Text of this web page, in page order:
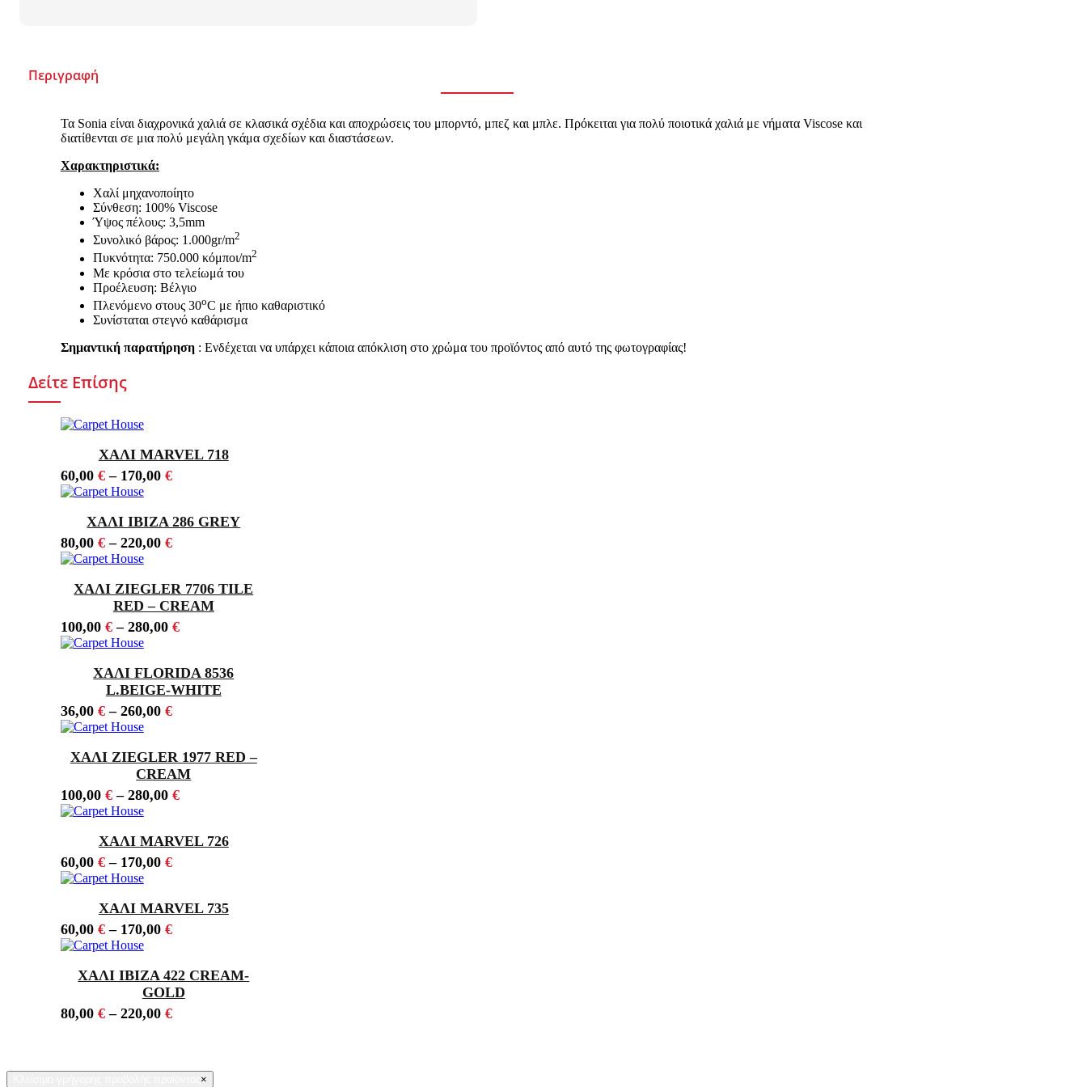
Περιγραφή
Τα Sonia είναι διαχρονικά χαλιά σε κλασικά σχέδια και αποχρώσεις του μπορντό, μπεζ και μπλε. Πρόκειται για πολύ ποιοτικά χαλιά με νήματα Viscose και
διατίθενται σε μια πολύ μεγάλη γκάμα σχεδίων και διαστάσεων.
Χαρακτηριστικά:
Χαλί μηχανοποίητο
Σύνθεση: 100% Viscose
Ύψος πέλους: 3,5mm
Συνολικό βάρος: 1.000gr/m2
Πυκνότητα: 750.000 κόμποι/m2
Με κρόσια στο τελείωμά του
Προέλευση: Βέλγιο
Πλενόμενο στους 30οC με ήπιο καθαριστικό
Συνίσταται στεγνό καθάρισμα
Σημαντική παρατήρηση: Ενδέχεται να υπάρχει κάποια απόκλιση στο χρώμα του προϊόντος από αυτό της φωτογραφίας!
Δείτε Επίσης
ΧΑΛΙ MARVEL 718
60,00 €– 170,00 €
ΧΑΛΙ IBIZA 286 GREY
80,00 €– 220,00 €
ΧΑΛΙ ZIEGLER 7706 TILE
RED – CREAM
100,00 €– 280,00 €
ΧΑΛΙ FLORIDA 8536
L.BEIGE-WHITE
36,00 €– 260,00 €
ΧΑΛΙ ZIEGLER 1977 RED –
CREAM
100,00 €– 280,00 €
ΧΑΛΙ MARVEL 726
60,00 €– 170,00 €
ΧΑΛΙ MARVEL 735
60,00 €– 170,00 €
ΧΑΛΙ IBIZA 422 CREAM-
GOLD
80,00 €– 220,00 €
×